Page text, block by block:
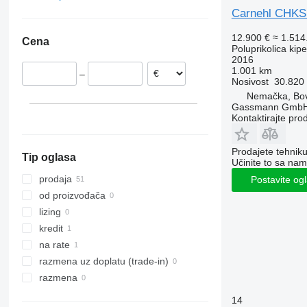
Erfurt
Regensburg
prikaži sve
Norveška
Rumunija
Cena
–
Tip oglasa
prodaja
od proizvođača
lizing
kredit
na rate
razmena uz doplatu (trade-in)
razmena
Carnehl
12.900 € ≈
Poluprikolica
2016
1.001 km
Nosivost 30.820
Nemačka,
Gassmann
Kontaktirajte
Prodajete
Učinite to sa
Postavite
14